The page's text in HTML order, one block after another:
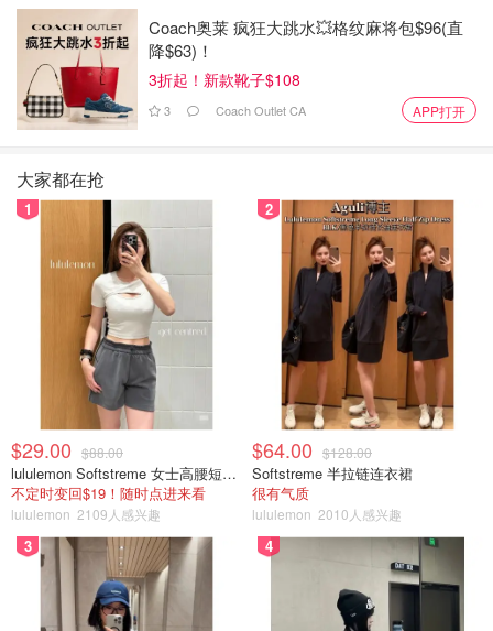
没错，你没看错，那些珠子可不是摆设，而是细致到极致的
手工细节，每颗都像是在讲一个小故事。视觉上有种介于
“东方珠宝”和“街头叛逆”之间的奇妙质感，整体传递出一种
“打破规矩、又保留美感”的张力。你可以理解它是高级时
尚，也可以理解它是文化混搭，重点是，它就是让人忍不住
陈冠希这次的设计灵感，就是要挑战那些对运动鞋的传统定
义，把时尚与运动的界限彻底打破，用“艺术感+工艺+文化
态度”重新定义“经典”。
这不只是一波联名，更是一场文化探索
从Silk Gazelle到Beaded Stan Smith，这波合作其实早就不
只是“推出几双鞋”这么简单了。它想说的，是运动和文化、
设计和情感之间，其实可以没有界限。无论是丝绸、钩针还
是串珠，背后都是一个核心：让设计成为沟通的语言，让穿
搭成为一种表达。
想要入手的潮人们，记得关注 adidas Originals 官方社群平
台，别错过这波狠货！
adidas 阿迪达斯
Coach奥莱 疯狂大跳水💥格纹麻将包$96(直
降$63)！
3折起！新款靴子$108
3 Coach Outlet CA APP打开
大家都在抢
1
$29.00 $88.00
lululemon Softstreme 女士高腰短裤 10cm
不定时变回$19！随时点进来看
lululemon 2109人感兴趣
2
$64.00 $128.00
Softstreme 半拉链连衣裙
很有气质
lululemon 2010人感兴趣
3 4